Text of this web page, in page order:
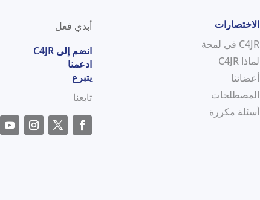
أبدي فعل
انضم إلى C4JR
ادعمنا
يتبرع
تابعنا
الاختصارات
C4JR في لمحة
لماذا C4JR
أعضائنا
المصطلحات
أسئلة مكررة